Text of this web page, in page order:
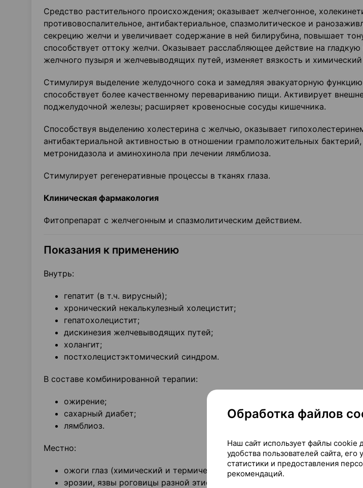
Средство растительного происхождения; оказывает желчегонное,
противовоспалительное, антибактериальное, спазмолитическое и
секрецию желчи и увеличивает содержание в ней билирубина, повышает
способствует оттоку желчи. Оказывает расслабляющее действие на
желчного пузыря и желчевыводящих путей, изменяет вязкость и
Стимулируя выделение желудочного сока и замедляя эвакуаторную
способствует более качественному перевариванию пищи. Активирует
поджелудочной железы; расширяет кровеносные сосуды кишечника.
Способствуя выделению холестерина с желчью, оказывает
антибактериальной активностью в отношении грамположительных
метронидазола и аминохинола при лечении лямблиоза.
Стимулирует регенеративные процессы в тканях глаза.
Клиническая фармакология
Фитопрепарат с желчегонным и спазмолитическим действием.
Показания к применению
Внутрь:
гепатит (в т.ч. вирусный);
хронический некалькулезный холецистит;
гепатохолецистит;
дискинезия желчевыводящих путей;
холангит;
постхолецистэктомический синдром.
В составе комбинированной терапии:
ожирение;
сахарный диабет;
лямблиоз.
Местно:
ожоги глаз (химический и термический);
эрозии, язвы роговицы разной этиологии.
Обработка файлов
Наш сайт использует файлы cookie
удобства пользователей сайта, его
статистики и предоставления
рекомендаций.